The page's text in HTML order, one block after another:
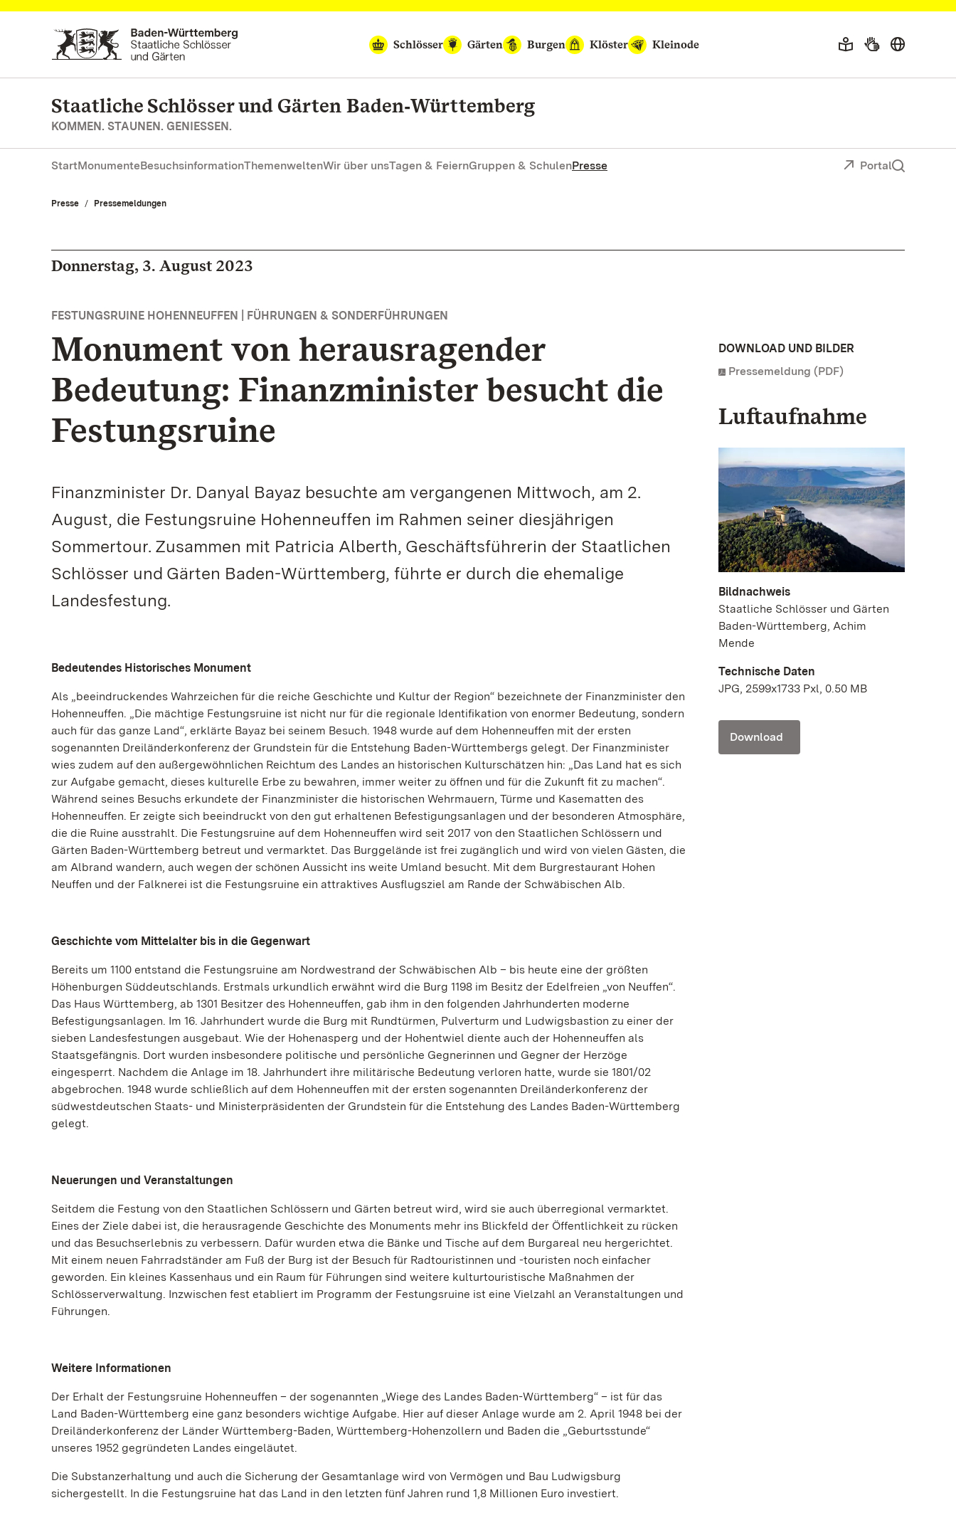
Zum Hauptinhalt springen
Schlösser
Gärten Burgen Klöster Kleinode
Staatliche Schlösser und Gärten Baden‑Württemberg
KOMMEN. STAUNEN. GENIESSEN.
StartMonumenteBesuchsinformationThemenweltenWir über unsTagen & FeiernGruppen & SchulenPresse Portal
Presse Pressemeldungen
Donnerstag, 3. August 2023
FESTUNGSRUINE HOHENNEUFFEN | FÜHRUNGEN & SONDERFÜHRUNGEN
Monument von herausragender
Bedeutung: Finanzminister besucht die
Festungsruine
Finanzminister Dr. Danyal Bayaz besuchte am vergangenen Mittwoch, am 2.
August, die Festungsruine Hohenneuffen im Rahmen seiner diesjährigen
Sommertour. Zusammen mit Patricia Alberth, Geschäftsführerin der Staatlichen
Schlösser und Gärten Baden-Württemberg, führte er durch die ehemalige
Landesfestung.
Bedeutendes Historisches Monument
Als „beeindruckendes Wahrzeichen für die reiche Geschichte und Kultur der Region“ bezeichnete der Finanzminister den
Hohenneuffen. „Die mächtige Festungsruine ist nicht nur für die regionale Identifikation von enormer Bedeutung, sondern
auch für das ganze Land“, erklärte Bayaz bei seinem Besuch. 1948 wurde auf dem Hohenneuffen mit der ersten
sogenannten Dreiländerkonferenz der Grundstein für die Entstehung Baden-Württembergs gelegt. Der Finanzminister
wies zudem auf den außergewöhnlichen Reichtum des Landes an historischen Kulturschätzen hin: „Das Land hat es sich
zur Aufgabe gemacht, dieses kulturelle Erbe zu bewahren, immer weiter zu öffnen und für die Zukunft fit zu machen“.
Während seines Besuchs erkundete der Finanzminister die historischen Wehrmauern, Türme und Kasematten des
Hohenneuffen. Er zeigte sich beeindruckt von den gut erhaltenen Befestigungsanlagen und der besonderen Atmosphäre,
die die Ruine ausstrahlt. Die Festungsruine auf dem Hohenneuffen wird seit 2017 von den Staatlichen Schlössern und
Gärten Baden-Württemberg betreut und vermarktet. Das Burggelände ist frei zugänglich und wird von vielen Gästen, die
am Albrand wandern, auch wegen der schönen Aussicht ins weite Umland besucht. Mit dem Burgrestaurant Hohen
Neuffen und der Falknerei ist die Festungsruine ein attraktives Ausflugsziel am Rande der Schwäbischen Alb.
Geschichte vom Mittelalter bis in die Gegenwart
Bereits um 1100 entstand die Festungsruine am Nordwestrand der Schwäbischen Alb – bis heute eine der größten
Höhenburgen Süddeutschlands. Erstmals urkundlich erwähnt wird die Burg 1198 im Besitz der Edelfreien „von Neuffen“.
Das Haus Württemberg, ab 1301 Besitzer des Hohenneuffen, gab ihm in den folgenden Jahrhunderten moderne
Befestigungsanlagen. Im 16. Jahrhundert wurde die Burg mit Rundtürmen, Pulverturm und Ludwigsbastion zu einer der
sieben Landesfestungen ausgebaut. Wie der Hohenasperg und der Hohentwiel diente auch der Hohenneuffen als
Staatsgefängnis. Dort wurden insbesondere politische und persönliche Gegnerinnen und Gegner der Herzöge
eingesperrt. Nachdem die Anlage im 18. Jahrhundert ihre militärische Bedeutung verloren hatte, wurde sie 1801/02
abgebrochen. 1948 wurde schließlich auf dem Hohenneuffen mit der ersten sogenannten Dreiländerkonferenz der
südwestdeutschen Staats- und Ministerpräsidenten der Grundstein für die Entstehung des Landes Baden-Württemberg
gelegt.
Neuerungen und Veranstaltungen
Seitdem die Festung von den Staatlichen Schlössern und Gärten betreut wird, wird sie auch überregional vermarktet.
Eines der Ziele dabei ist, die herausragende Geschichte des Monuments mehr ins Blickfeld der Öffentlichkeit zu rücken
und das Besuchserlebnis zu verbessern. Dafür wurden etwa die Bänke und Tische auf dem Burgareal neu hergerichtet.
Mit einem neuen Fahrradständer am Fuß der Burg ist der Besuch für Radtouristinnen und -touristen noch einfacher
geworden. Ein kleines Kassenhaus und ein Raum für Führungen sind weitere kulturtouristische Maßnahmen der
Schlösserverwaltung. Inzwischen fest etabliert im Programm der Festungsruine ist eine Vielzahl an Veranstaltungen und
Führungen.
Weitere Informationen
Der Erhalt der Festungsruine Hohenneuffen – der sogenannten „Wiege des Landes Baden-Württemberg“ – ist für das
Land Baden-Württemberg eine ganz besonders wichtige Aufgabe. Hier auf dieser Anlage wurde am 2. April 1948 bei der
Dreiländerkonferenz der Länder Württemberg-Baden, Württemberg-Hohenzollern und Baden die „Geburtsstunde“
unseres 1952 gegründeten Landes eingeläutet.
Die Substanzerhaltung und auch die Sicherung der Gesamtanlage wird von Vermögen und Bau Ludwigsburg
sichergestellt. In die Festungsruine hat das Land in den letzten fünf Jahren rund 1,8 Millionen Euro investiert.
DOWNLOAD UND BILDER
Pressemeldung (PDF)
Luftaufnahme
Bildnachweis
Staatliche Schlösser und Gärten
Baden-Württemberg, Achim
Mende
Technische Daten
JPG, 2599x1733 Pxl, 0.50 MB
Download